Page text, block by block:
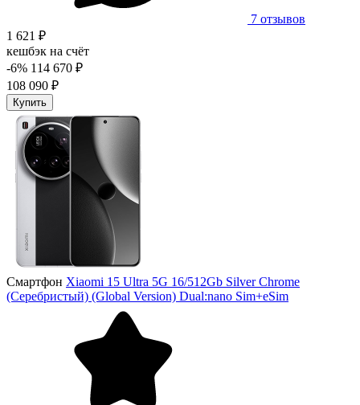
7 отзывов
1 621 ₽
кешбэк на счёт
-6% 114 670 ₽
108 090 ₽
Купить
Смартфон Xiaomi 15 Ultra 5G 16/512Gb Silver Chrome
(Серебристый) (Global Version) Dual:nano Sim+eSim